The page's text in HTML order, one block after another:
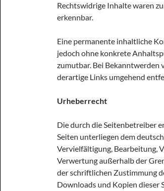
Rechtswidrige Inhalte waren
erkennbar.
Eine permanente inhaltliche
jedoch ohne konkrete
zumutbar. Bei Bekanntwerden
derartige Links umgehend
Urheberrecht
Die durch die Seitenbetreiber
Seiten unterliegen dem
Vervielfältigung, Bearbeitung,
Verwertung außerhalb der
der schriftlichen Zustimmung
Downloads und Kopien dieser